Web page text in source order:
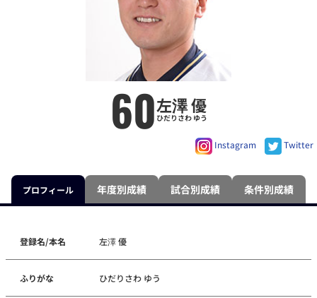
60左澤 優
ひだりさわ ゆう
Instagram Twitter
プロフィール 年度別成績 試合別成績 条件別成績
登録名/本名 左澤 優
ふりがな ひだりさわ ゆう